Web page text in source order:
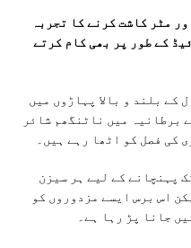
مٹر کاشت کرنے کا تجربہ
کے طور پر بھی کام کرتے
کے بلند و بالا پہاڑوں میں
برطانیہ میں ناٹنگھم شائر
کی فصل کو اٹھا رہے ہیں۔
پہنچانے کے لیے ہر سیزن
اس برس ایسے مزدوروں کو
جانا پڑ رہا ہے۔